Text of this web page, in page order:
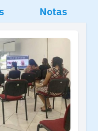
Notas